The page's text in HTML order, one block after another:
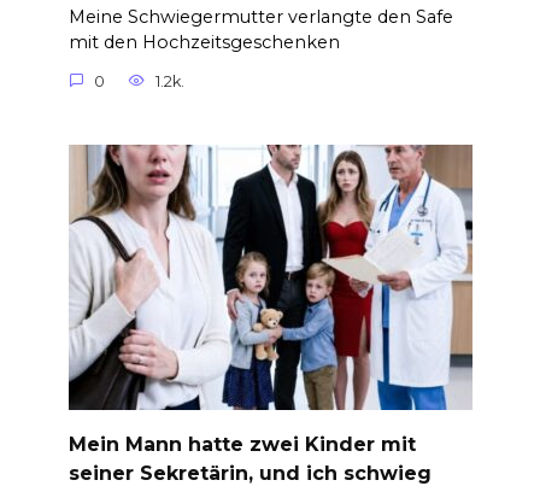
Meine Schwiegermutter verlangte den Safe
mit den Hochzeitsgeschenken
0 1.2k.
Mein Mann hatte zwei Kinder mit
seiner Sekretärin, und ich schwieg